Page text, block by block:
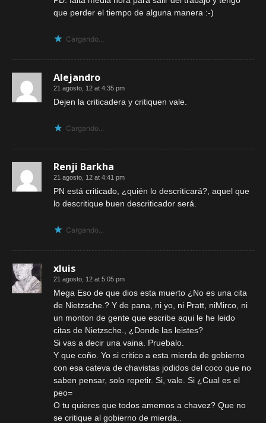
que perder el tiempo de alguna manera :-)
Cargando...
Alejandro
21 agosto, 12 at 4:35 pm
Dejen la criticadera y critiquen vale.
Cargando...
Renji Barkha
21 agosto, 12 at 4:41 pm
PN está criticado, ¿quién lo descriticará?, aquel que
lo descritique buen descriticador será.
Cargando...
xluis
21 agosto, 12 at 5:05 pm
Mega Eso de que dios esta muerto ¿No es una cita
de Nietzsche.? Y de pana, ni yo, ni Pratt, niMirco, ni
un monton de gente que escribe aqui le he leido
citas de Nietzsche., ¿Donde las leistes?
Si vas a decir una vaina. Pruebalo.
Y que coño. Yo si critico a esta mierda de gobierno
con esa cateva de chavistas jodidos del coco que no
saben pensar, solo repetir. Si, vale. Si ¿Cual es el
peo=
O tu quieres que todos amemos a chavez? Que no
se critique al gobierno de mierda..